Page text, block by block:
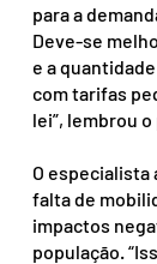
para a
Deve-se
e a
com tarifas
lei”, lembrou
O especialista
falta de
impactos
população.